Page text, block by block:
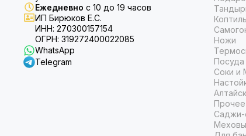
Ежедневно с 10 до 19 часов
ИП Бирюков Е.С.
ИНН: 270300157154
ОГРН: 319272400022085
WhatsApp
Telegram
Ножи
Посуда
Соки и
Прочее
Саджи-